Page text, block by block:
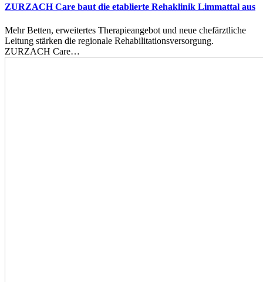
ZURZACH Care baut die etablierte Rehaklinik Limmattal aus
Mehr Betten, erweitertes Therapieangebot und neue chefärztliche
Leitung stärken die regionale Rehabilitationsversorgung.
ZURZACH Care…